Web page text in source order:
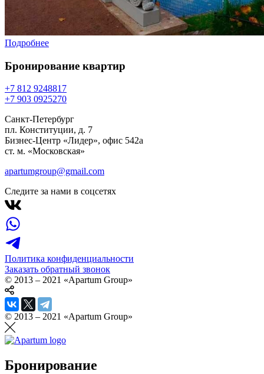
Подробнее
Бронирование квартир
+7 812 9248817
+7 903 0925270
Санкт-Петербург
пл. Конституции, д. 7
Бизнес-Центр «Лидер», офис 542a
ст. м. «Московская»
apartumgroup@gmail.com
Следите за нами в соцсетях
Политика конфиденциальности
Заказать обратный звонок
© 2013 – 2021 «Apartum Group»
© 2013 – 2021 «Apartum Group»
Бронирование